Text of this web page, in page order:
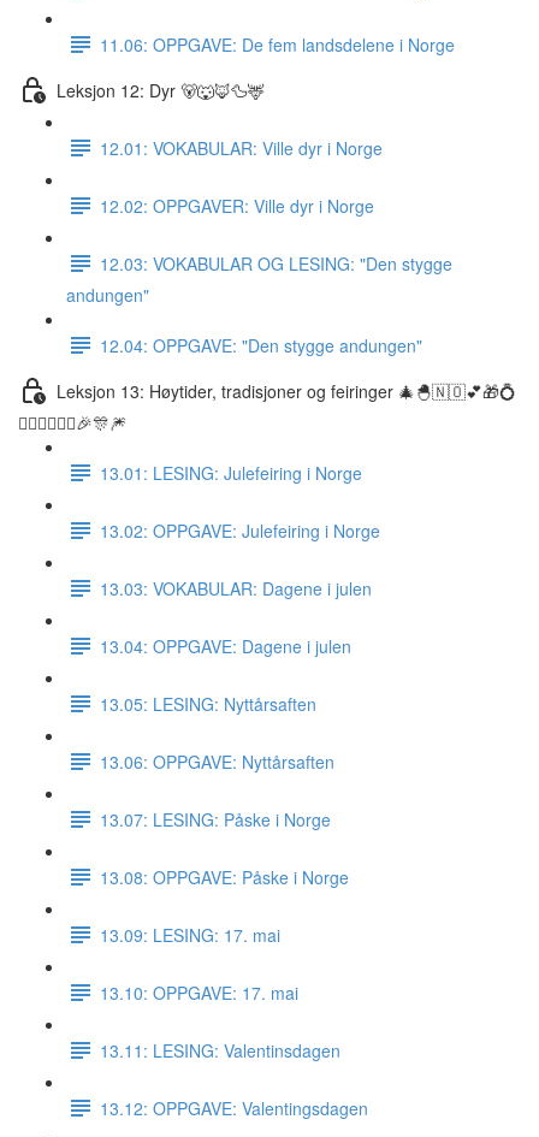
11.06: OPPGAVE: De fem landsdelene i Norge
Leksjon 12: Dyr 🐻🐺🦊🦆🦌
12.01: VOKABULAR: Ville dyr i Norge
12.02: OPPGAVER: Ville dyr i Norge
12.03: VOKABULAR OG LESING: "Den stygge
andungen"
12.04: OPPGAVE: "Den stygge andungen"
Leksjon 13: Høytider, tradisjoner og feiringer 🎄🐣🇳🇴💕🎁💍
👰🏼‍♀️🤵🏽‍♂️🎉🎊🎆
13.01: LESING: Julefeiring i Norge
13.02: OPPGAVE: Julefeiring i Norge
13.03: VOKABULAR: Dagene i julen
13.04: OPPGAVE: Dagene i julen
13.05: LESING: Nyttårsaften
13.06: OPPGAVE: Nyttårsaften
13.07: LESING: Påske i Norge
13.08: OPPGAVE: Påske i Norge
13.09: LESING: 17. mai
13.10: OPPGAVE: 17. mai
13.11: LESING: Valentinsdagen
13.12: OPPGAVE: Valentingsdagen